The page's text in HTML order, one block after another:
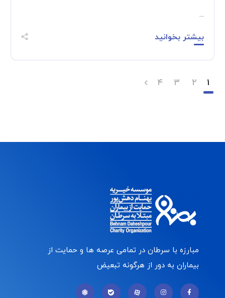
...
بیشتر بخوانید
۱ ۲ ۳ ۴
مبارزه با سرطان در تمامی عرصه ها و حمایت از
بیماران به دور از هرگونه تبعیض